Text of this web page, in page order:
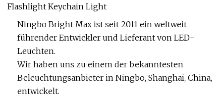
Ningbo Bright Max ist seit 2011 ein weltweit
führender Entwickler und Lieferant von LED-
Leuchten.
Wir haben uns zu einem der bekanntesten
Beleuchtungsanbieter in Ningbo, Shanghai, China,
entwickelt.